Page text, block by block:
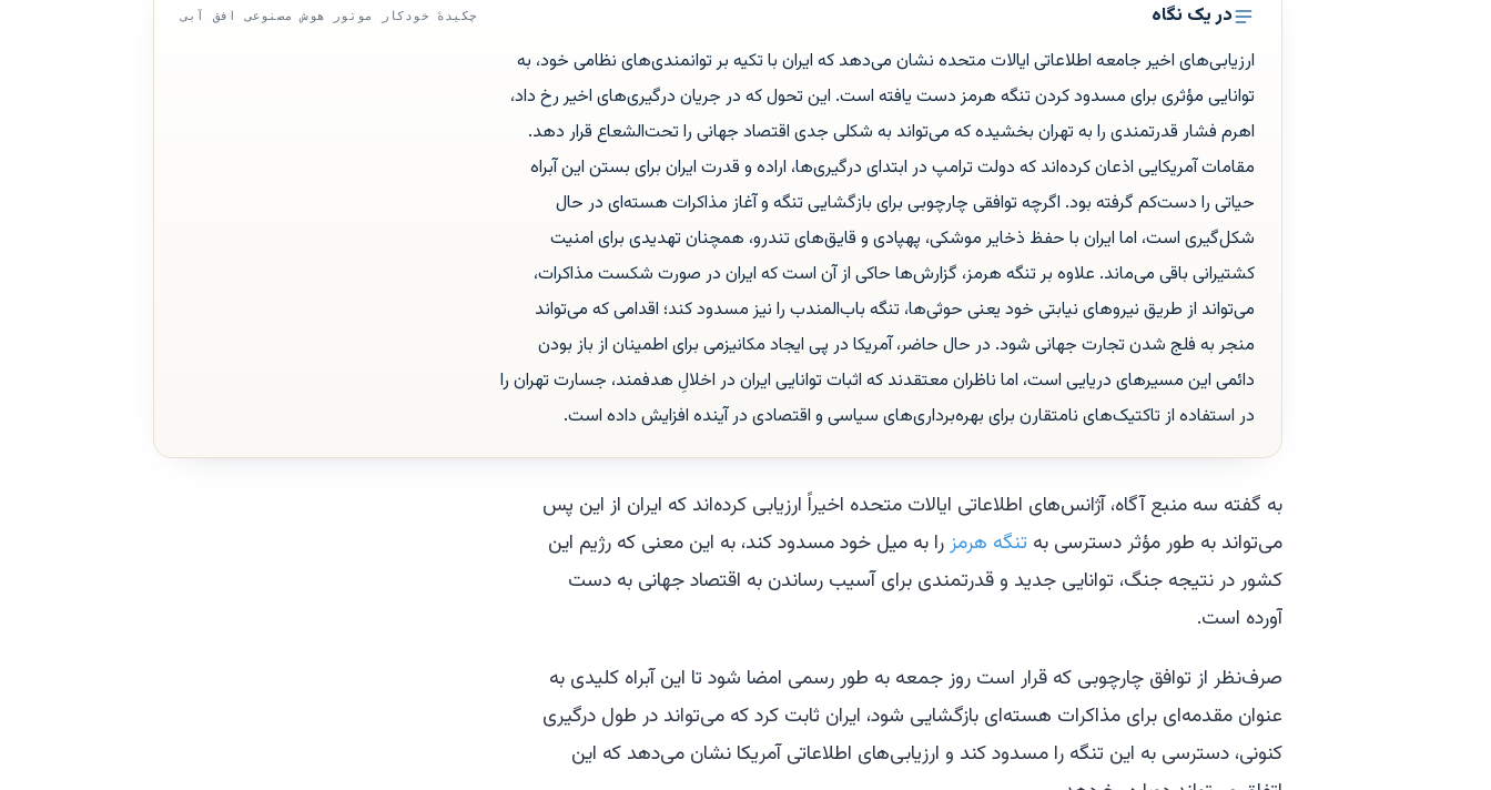
در یک نگاه چکیدهٔ خودکار موتور هوش مصنوعی افق آبی
ارزیابی‌های اخیر جامعه اطلاعاتی ایالات متحده نشان می‌دهد که ایران با تکیه بر توانمندی‌های نظامی خود، به
توانایی مؤثری برای مسدود کردن تنگه هرمز دست یافته است. این تحول که در جریان درگیری‌های اخیر رخ داد،
اهرم فشار قدرتمندی را به تهران بخشیده که می‌تواند به شکلی جدی اقتصاد جهانی را تحت‌الشعاع قرار دهد.
مقامات آمریکایی اذعان کرده‌اند که دولت ترامپ در ابتدای درگیری‌ها، اراده و قدرت ایران برای بستن این آبراه
حیاتی را دست‌کم گرفته بود. اگرچه توافقی چارچوبی برای بازگشایی تنگه و آغاز مذاکرات هسته‌ای در حال
شکل‌گیری است، اما ایران با حفظ ذخایر موشکی، پهپادی و قایق‌های تندرو، همچنان تهدیدی برای امنیت
کشتیرانی باقی می‌ماند. علاوه بر تنگه هرمز، گزارش‌ها حاکی از آن است که ایران در صورت شکست مذاکرات،
می‌تواند از طریق نیروهای نیابتی خود یعنی حوثی‌ها، تنگه باب‌المندب را نیز مسدود کند؛ اقدامی که می‌تواند
منجر به فلج شدن تجارت جهانی شود. در حال حاضر، آمریکا در پی ایجاد مکانیزمی برای اطمینان از باز بودن
دائمی این مسیرهای دریایی است، اما ناظران معتقدند که اثبات توانایی ایران در اخلالِ هدفمند، جسارت تهران را
در استفاده از تاکتیک‌های نامتقارن برای بهره‌برداری‌های سیاسی و اقتصادی در آینده افزایش داده است.
به گفته سه منبع آگاه، آژانس‌های اطلاعاتی ایالات متحده اخیراً ارزیابی کرده‌اند که ایران از این پس
می‌تواند به طور مؤثر دسترسی به تنگه هرمزرا به میل خود مسدود کند، به این معنی که رژیم این
کشور در نتیجه جنگ، توانایی جدید و قدرتمندی برای آسیب رساندن به اقتصاد جهانی به دست
آورده است.
صرف‌نظر از توافق چارچوبی که قرار است روز جمعه به طور رسمی امضا شود تا این آبراه کلیدی به
عنوان مقدمه‌ای برای مذاکرات هسته‌ای بازگشایی شود، ایران ثابت کرد که می‌تواند در طول درگیری
کنونی، دسترسی به این تنگه را مسدود کند و ارزیابی‌های اطلاعاتی آمریکا نشان می‌دهد که این